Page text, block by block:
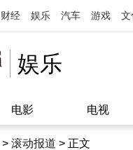
财经 娱乐 汽车 游戏 文
娱乐
电影 电视
> 滚动报道 > 正文